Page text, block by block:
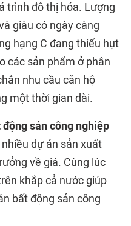
trình đô thị hóa. Lượng
giàu có ngày càng
hạng C đang thiếu hụt
các sản phẩm ở phân
nhu cầu căn hộ
một thời gian dài.
sản công nghiệp
dự án sản xuất
về giá. Cùng lúc
khắp cả nước giúp
bất động sản công